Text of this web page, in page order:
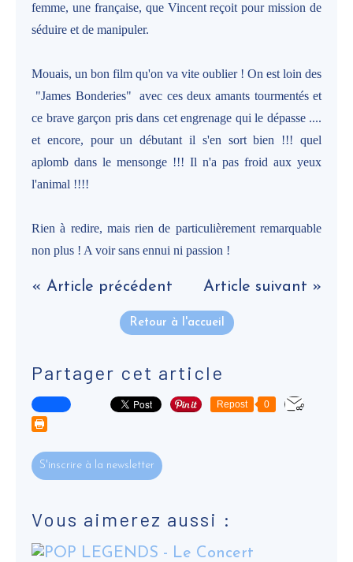
femme, une française, que Vincent reçoit pour mission de
séduire et de manipuler.
Mouais, un bon film qu'on va vite oublier ! On est loin des
"James Bonderies" avec ces deux amants tourmentés et
ce brave garçon pris dans cet engrenage qui le dépasse ....
et encore, pour un débutant il s'en sort bien !!! quel
aplomb dans le mensonge !!! Il n'a pas froid aux yeux
l'animal !!!!
Rien à redire, mais rien de particulièrement remarquable
non plus ! A voir sans ennui ni passion !
« Article précédent Article suivant »
Retour à l'accueil
Partager cet article
Repost 0
S'inscrire à la newsletter
Vous aimerez aussi :